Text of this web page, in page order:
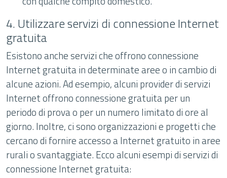
4. Utilizzare servizi di connessione Internet
gratuita
Esistono anche servizi che offrono connessione
Internet gratuita in determinate aree o in cambio di
alcune azioni. Ad esempio, alcuni provider di servizi
Internet offrono connessione gratuita per un
periodo di prova o per un numero limitato di ore al
giorno. Inoltre, ci sono organizzazioni e progetti che
cercano di fornire accesso a Internet gratuito in aree
rurali o svantaggiate. Ecco alcuni esempi di servizi di
connessione Internet gratuita: